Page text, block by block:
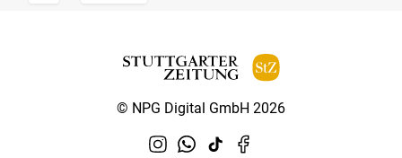
© NPG Digital GmbH 2026